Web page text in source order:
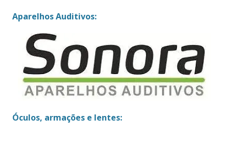
Aparelhos Auditivos:
Óculos, armações e lentes: